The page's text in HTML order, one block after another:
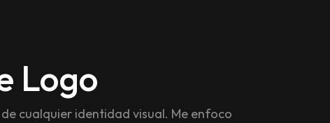
Logo
cualquier identidad visual. Me enfoco